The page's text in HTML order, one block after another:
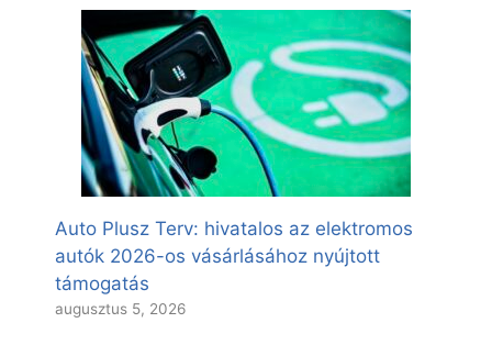
Auto Plusz Terv: hivatalos az elektromos
autók 2026-os vásárlásához nyújtott
támogatás
augusztus 5, 2026